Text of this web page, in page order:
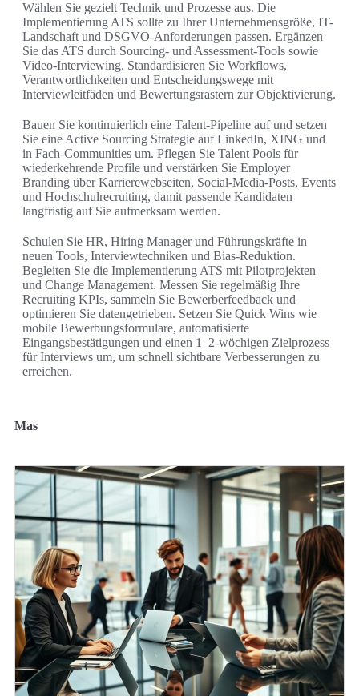
Wählen Sie gezielt Technik und Prozesse aus. Die
Implementierung ATS sollte zu Ihrer Unternehmensgröße, IT-
Landschaft und DSGVO-Anforderungen passen. Ergänzen
Sie das ATS durch Sourcing- und Assessment-Tools sowie
Video-Interviewing. Standardisieren Sie Workflows,
Verantwortlichkeiten und Entscheidungswege mit
Interviewleitfäden und Bewertungsrastern zur Objektivierung.
Bauen Sie kontinuierlich eine Talent-Pipeline auf und setzen
Sie eine Active Sourcing Strategie auf LinkedIn, XING und
in Fach-Communities um. Pflegen Sie Talent Pools für
wiederkehrende Profile und verstärken Sie Employer
Branding über Karrierewebseiten, Social-Media-Posts, Events
und Hochschulrecruiting, damit passende Kandidaten
langfristig auf Sie aufmerksam werden.
Schulen Sie HR, Hiring Manager und Führungskräfte in
neuen Tools, Interviewtechniken und Bias-Reduktion.
Begleiten Sie die Implementierung ATS mit Pilotprojekten
und Change Management. Messen Sie regelmäßig Ihre
Recruiting KPIs, sammeln Sie Bewerberfeedback und
optimieren Sie datengetrieben. Setzen Sie Quick Wins wie
mobile Bewerbungsformulare, automatisierte
Eingangsbestätigungen und einen 1–2-wöchigen Zielprozess
für Interviews um, um schnell sichtbare Verbesserungen zu
erreichen.
Mas